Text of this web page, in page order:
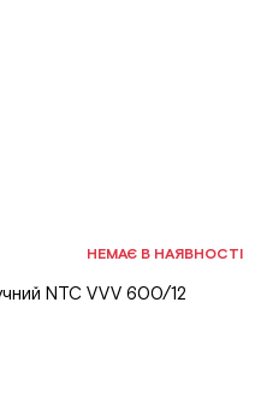
НЕМАЄ В НАЯВНОСТІ
NTC VVV 600/12